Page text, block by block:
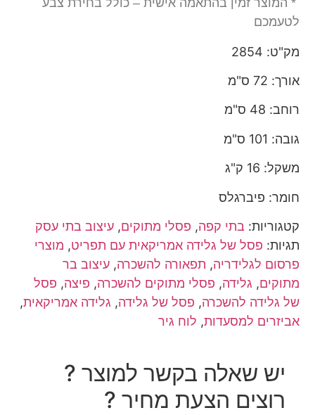
* המוצר זמין בהתאמה אישית – כולל בחירת צבע
לטעמכם
מק"ט: 2854
אורך: 72 ס"מ
רוחב: 48 ס"מ
גובה: 101 ס"מ
משקל: 16 ק"ג
חומר: פיברגלס
קטגוריות: בתי קפה, פסלי מתוקים,עיצוב בתי עסק
תגיות: פסל של גלידה אמריקאית עם תפריט, מוצרי
פרסום לגלידריה, תפאורה להשכרה,עיצוב בר
מתוקים, גלידה, פסלי מתוקים להשכרה, פיצה, פסל
של גלידה להשכרה, פסל של גלידה, גלידה אמריקאית,
אביזרים למסעדות, לוח גיר
יש שאלה בקשר למוצר ?
רוצים הצעת מחיר ?